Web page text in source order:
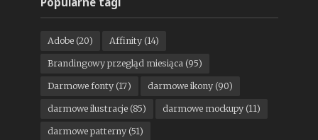
Adobe(20) Affinity(14)
Brandingowy przegląd miesiąca(95)
Darmowe fonty(17) darmowe ikony(90)
darmowe ilustracje(85) darmowe mockupy(11)
darmowe patterny(51)